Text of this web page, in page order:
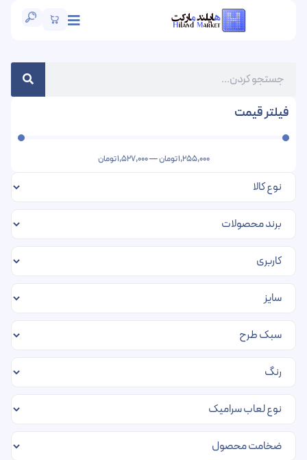
فیلتر قیمت
1,255,000تومان—
1,527,000تومان